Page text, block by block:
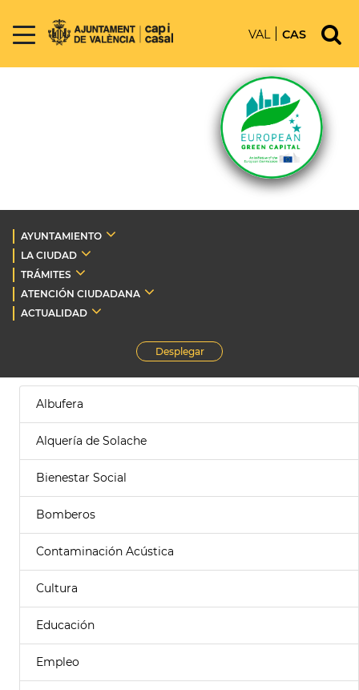
VAL CAS
AYUNTAMIENTO
LA CIUDAD
TRÁMITES
ATENCIÓN CIUDADANA
ACTUALIDAD
Desplegar
Albufera
Alquería de Solache
Bienestar Social
Bomberos
Contaminación Acústica
Cultura
Educación
Empleo